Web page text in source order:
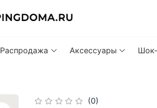
Распродажа Аксессуары
(0)